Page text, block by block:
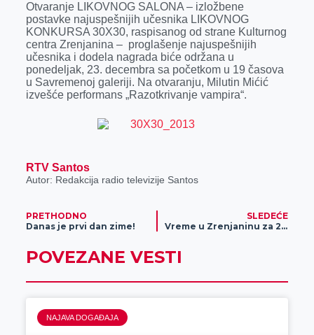
c
e
b
o
o
s
s
e
n
g
r
n
k
e
d
I
b
e
r
a
t
s
A
p
a
i
l
Otvaranje LIKOVNOG SALONA – izložbene
postavke najuspešnijih učesnika LIKOVNOG
KONKURSA 30X30, raspisanog od strane Kulturnog
centra Zrenjanina – proglašenje najuspešnijih
učesnika i dodela nagrada biće održana u
ponedeljak, 23. decembra sa početkom u 19 časova
u Savremenoj galeriji. Na otvaranju, Milutin Mićić
izvešće performans „Razotkrivanje vampira“.
RTV Santos
Autor: Redakcija radio televizije Santos
PRETHODNO
Danas je prvi dan zime!
SLEDEĆE
Vreme u Zrenjaninu za 23.12
POVEZANE VESTI
NAJAVA DOGAĐAJA